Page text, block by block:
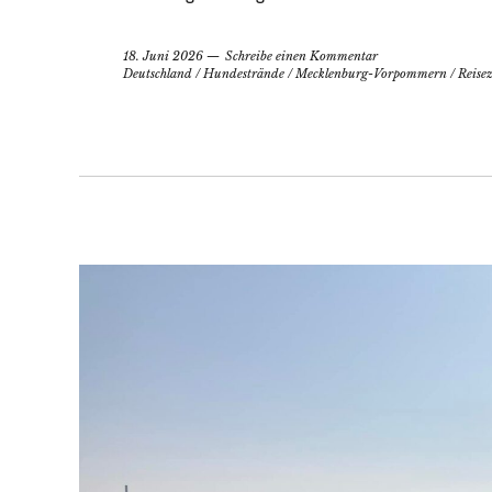
18. Juni 2026
Schreibe einen Kommentar
Deutschland /Hundestrände /Mecklenburg-Vorpommern /